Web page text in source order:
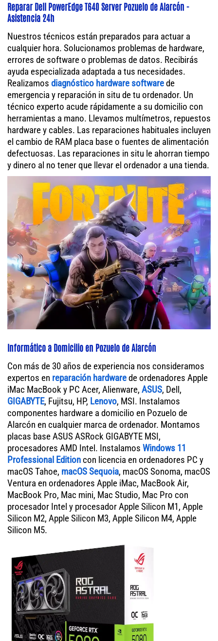
Reparar Dell PowerEdge T640 Server Pozuelo de Alarcón -
Asistencia 24h
Nuestros técnicos están preparados para actuar a
cualquier hora. Solucionamos problemas de hardware,
errores de software o problemas de datos. Recibirás
ayuda especializada adaptada a tus necesidades.
Realizamos diagnóstico hardware softwarede
emergencia y reparación in situ de tu ordenador. Un
técnico experto acude rápidamente a su domicilio con
herramientas a mano. Llevamos multímetros, repuestos
hardware y cables. Las reparaciones habituales incluyen
el cambio de RAM placa base o fuentes de alimentación
defectuosas. Las reparaciones in situ le ahorran tiempo
y dinero al no tener que llevar el ordenador a una tienda.
Informático a Domicilio en Pozuelo de Alarcón
Con más de 30 años de experiencia nos consideramos
expertos en reparación hardwarede ordenadores Apple
iMac MacBook y PC Acer, Alienware, ASUS, Dell,
GIGABYTE, Fujitsu, HP, Lenovo, MSI. Instalamos
componentes hardware a domicilio en Pozuelo de
Alarcón en cualquier marca de ordenador. Montamos
placas base ASUS ASRock GIGABYTE MSI,
procesadores AMD Intel. Instalamos Windows 11
Professional Edition con licencia en ordenadores PC y
macOS Tahoe, macOS Sequoia, macOS Sonoma, macOS
Ventura en ordenadores Apple iMac, MacBook Air,
MacBook Pro, Mac mini, Mac Studio, Mac Pro con
procesador Intel y procesador Apple Silicon M1, Apple
Silicon M2, Apple Silicon M3, Apple Silicon M4, Apple
Silicon M5.